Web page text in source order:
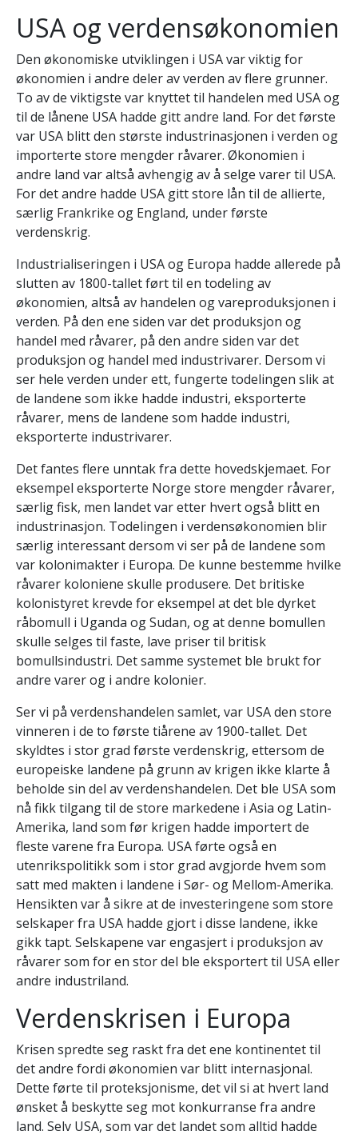
USA og verdensøkonomien
Den økonomiske utviklingen i USA var viktig for
økonomien i andre deler av verden av flere grunner.
To av de viktigste var knyttet til handelen med USA og
til de lånene USA hadde gitt andre land. For det første
var USA blitt den største industrinasjonen i verden og
importerte store mengder råvarer. Økonomien i
andre land var altså avhengig av å selge varer til USA.
For det andre hadde USA gitt store lån til de allierte,
særlig Frankrike og England, under første
verdenskrig.
Industrialiseringen i USA og Europa hadde allerede på
slutten av 1800-tallet ført til en todeling av
økonomien, altså av handelen og vareproduksjonen i
verden. På den ene siden var det produksjon og
handel med råvarer, på den andre siden var det
produksjon og handel med industrivarer. Dersom vi
ser hele verden under ett, fungerte todelingen slik at
de landene som ikke hadde industri, eksporterte
råvarer, mens de landene som hadde industri,
eksporterte industrivarer.
Det fantes flere unntak fra dette hovedskjemaet. For
eksempel eksporterte Norge store mengder råvarer,
særlig fisk, men landet var etter hvert også blitt en
industrinasjon. Todelingen i verdensøkonomien blir
særlig interessant dersom vi ser på de landene som
var kolonimakter i Europa. De kunne bestemme hvilke
råvarer koloniene skulle produsere. Det britiske
kolonistyret krevde for eksempel at det ble dyrket
råbomull i Uganda og Sudan, og at denne bomullen
skulle selges til faste, lave priser til britisk
bomullsindustri. Det samme systemet ble brukt for
andre varer og i andre kolonier.
Ser vi på verdenshandelen samlet, var USA den store
vinneren i de to første tiårene av 1900-tallet. Det
skyldtes i stor grad første verdenskrig, ettersom de
europeiske landene på grunn av krigen ikke klarte å
beholde sin del av verdenshandelen. Det ble USA som
nå fikk tilgang til de store markedene i Asia og Latin-
Amerika, land som før krigen hadde importert de
fleste varene fra Europa. USA førte også en
utenrikspolitikk som i stor grad avgjorde hvem som
satt med makten i landene i Sør- og Mellom-Amerika.
Hensikten var å sikre at de investeringene som store
selskaper fra USA hadde gjort i disse landene, ikke
gikk tapt. Selskapene var engasjert i produksjon av
råvarer som for en stor del ble eksportert til USA eller
andre industriland.
Verdenskrisen i Europa
Krisen spredte seg raskt fra det ene kontinentet til
det andre fordi økonomien var blitt internasjonal.
Dette førte til proteksjonisme, det vil si at hvert land
ønsket å beskytte seg mot konkurranse fra andre
land. Selv USA, som var det landet som alltid hadde